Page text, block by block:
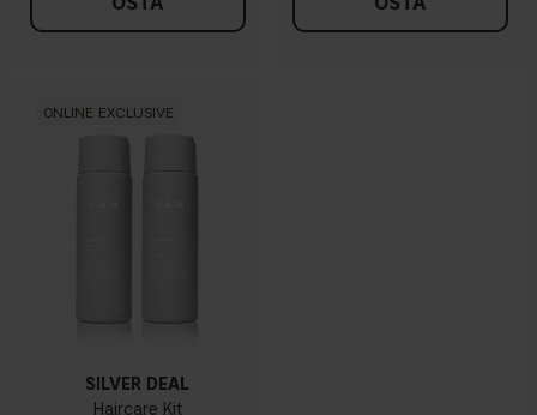
ONLINE EXCLUSIVE
SILVER DEAL
Haircare Kit